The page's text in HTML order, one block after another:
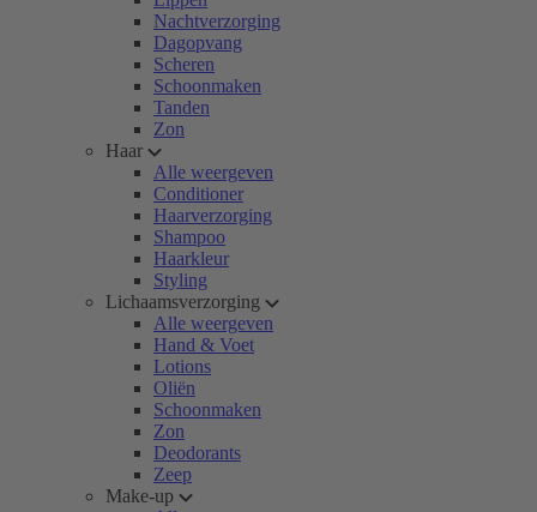
Nachtverzorging
Dagopvang
Scheren
Schoonmaken
Tanden
Zon
Haar
Alle weergeven
Conditioner
Haarverzorging
Shampoo
Haarkleur
Styling
Lichaamsverzorging
Alle weergeven
Hand & Voet
Lotions
Oliën
Schoonmaken
Zon
Deodorants
Zeep
Make-up